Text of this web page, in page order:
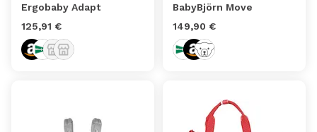
Ergobaby Adapt
125,91 €
BabyBjörn Move
149,90 €